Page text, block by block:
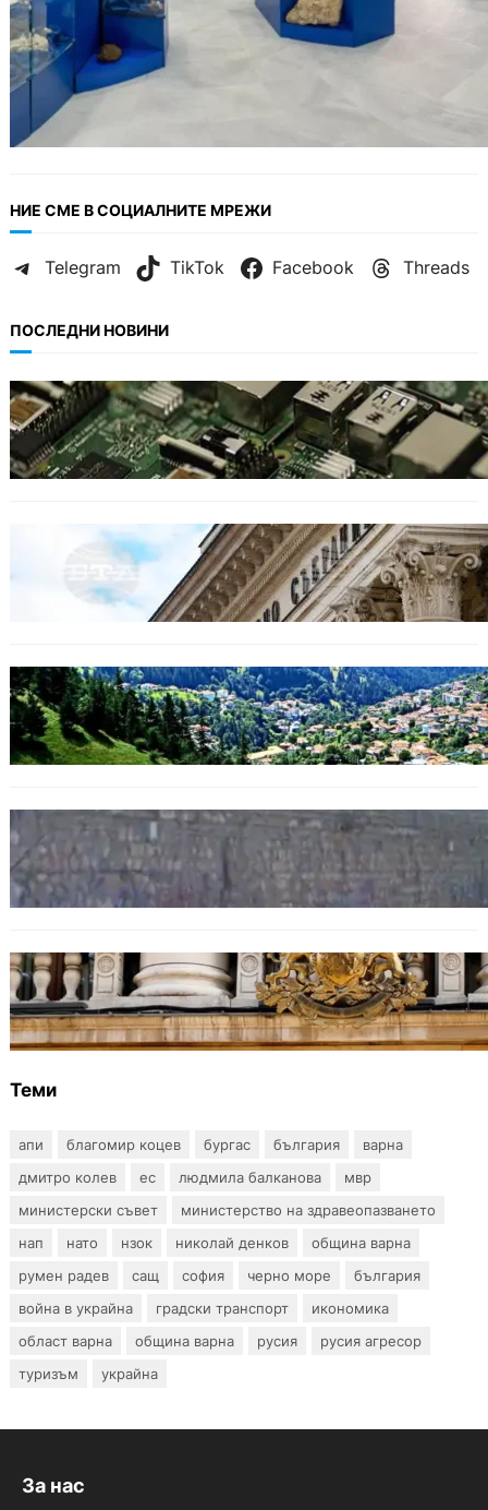
НИЕ СМЕ В СОЦИАЛНИТЕ МРЕЖИ
Telegram TikTok Facebook Threads
ПОСЛЕДНИ НОВИНИ
ИКОНОМИКА
Кои българи се осигуряват на новия таван
от 2300 евро.
БЕЗ КАТЕГОРИЯ
Дрон се взриви край Кардам: България
търси отговори за произхода му.
БЪЛГАРИЯ
Полицията алармира за нова схема с
фалшиви лечители и „вълшебни“ мехлеми
БЪЛГАРИЯ
Ограничават движението по улица
„Вълноломна“ във Варна
БЪЛГАРИЯ
Дрон навлезе в България край границата с
Румъния
Теми
апи благомир коцев бургас българия
варна
дмитро колев
ес людмила балканова
мвр
министерски съвет
министерство на здравеопазването
нап
нато нзок николай денков
община варна
румен радев
сащ софия черно море
българия
война в украйна
градски транспорт
икономика
област варна
община варна русия
русия агресор
туризъм
украйна
За нас